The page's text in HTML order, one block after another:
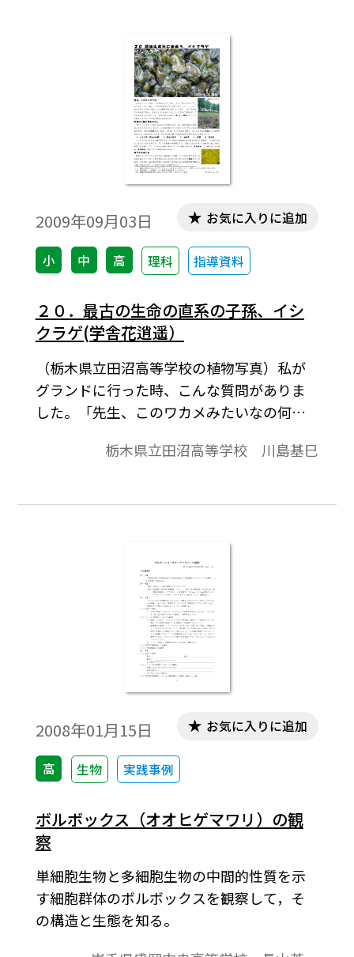
2009年09月03日
小 中 高 理科 指導資料
お気に入りに追加
２０．最古の生命の直系の子孫、イシ
クラゲ(学舎花逍遥）
（栃木県立田沼高等学校の植物写真）私が
グランドに行った時、こんな質問がありま
した。「先生、このワカメみたいなの何で
を先に書きます。この物体はイシクラゲとい
ジュモ属というグループにも分類される生
栃木県立田沼高等学校 川島基巳
2008年01月15日
高 生物 実践事例
お気に入りに追加
ボルボックス（オオヒゲマワリ）の観
察
単細胞生物と多細胞生物の中間的性質を示
す細胞群体のボルボックスを観察して，そ
の構造と生態を知る。